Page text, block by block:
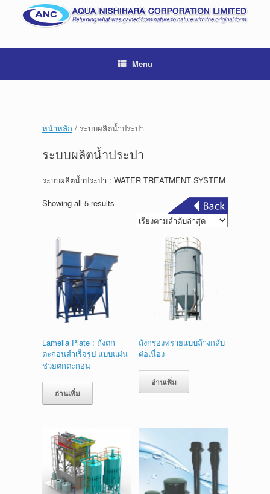
Menu
หน้าหลัก / ระบบผลิตน้ำประปา
ระบบผลิตน้ำประปา
ระบบผลิตน้ำประปา : WATER TREATMENT SYSTEM
Showing all 5 results
Lamella Plate : ถังตก
ตะกอนสำเร็จรูป แบบแผ่น
ช่วยตกตะกอน
อ่านเพิ่ม
ถังกรองทรายแบบล้างกลับ
ต่อเนื่อง
อ่านเพิ่ม